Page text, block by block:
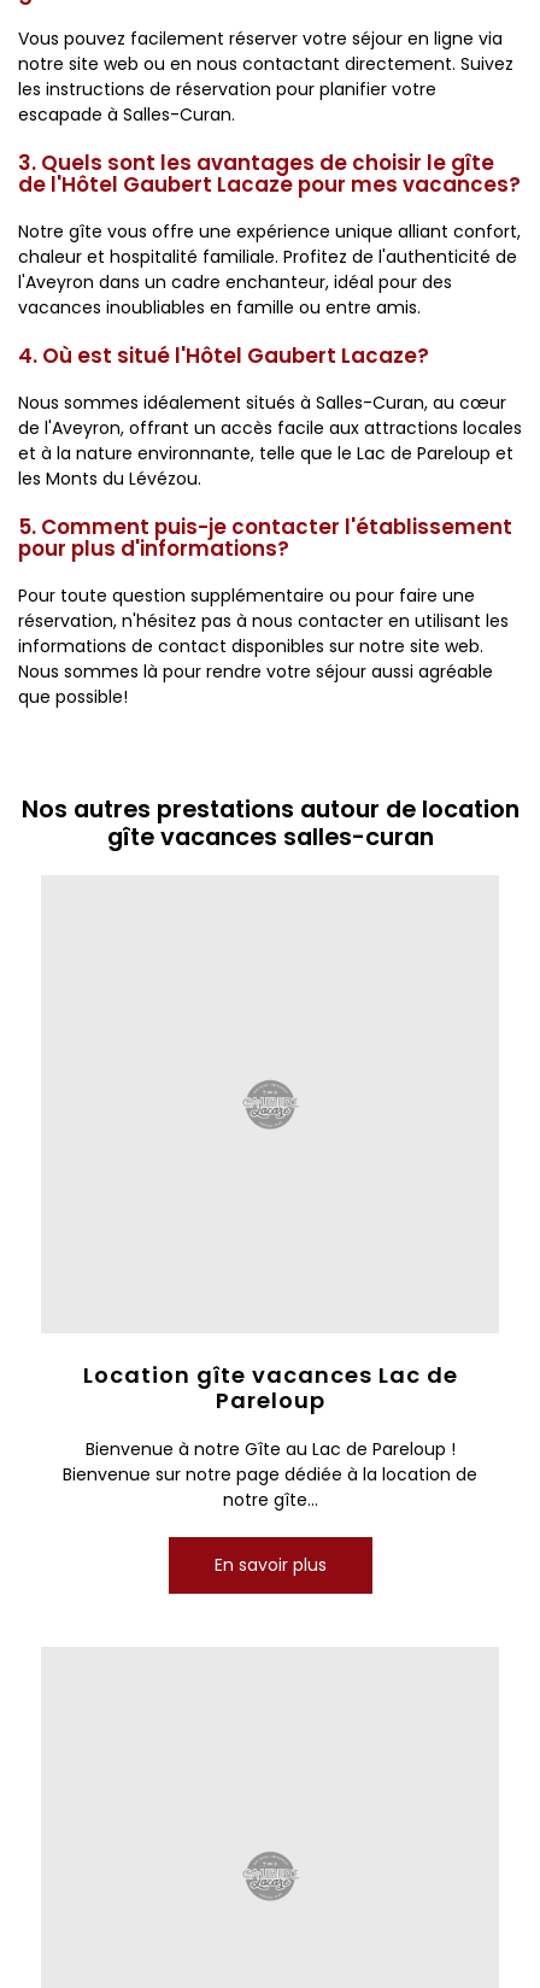
Vous pouvez facilement réserver votre séjour en ligne via
notre site web ou en nous contactant directement. Suivez
les instructions de réservation pour planifier votre
escapade à Salles-Curan.
3. Quels sont les avantages de choisir le gîte
de l'Hôtel Gaubert Lacaze pour mes vacances?
Notre gîte vous offre une expérience unique alliant confort,
chaleur et hospitalité familiale. Profitez de l'authenticité de
l'Aveyron dans un cadre enchanteur, idéal pour des
vacances inoubliables en famille ou entre amis.
4. Où est situé l'Hôtel Gaubert Lacaze?
Nous sommes idéalement situés à Salles-Curan, au cœur
de l'Aveyron, offrant un accès facile aux attractions locales
et à la nature environnante, telle que le Lac de Pareloup et
les Monts du Lévézou.
5. Comment puis-je contacter l'établissement
pour plus d'informations?
Pour toute question supplémentaire ou pour faire une
réservation, n'hésitez pas à nous contacter en utilisant les
informations de contact disponibles sur notre site web.
Nous sommes là pour rendre votre séjour aussi agréable
que possible!
Nos autres prestations autour de location
gîte vacances salles-curan
Location gîte vacances Lac de
Pareloup
Bienvenue à notre Gîte au Lac de Pareloup !
Bienvenue sur notre page dédiée à la location de
notre gîte...
En savoir plus